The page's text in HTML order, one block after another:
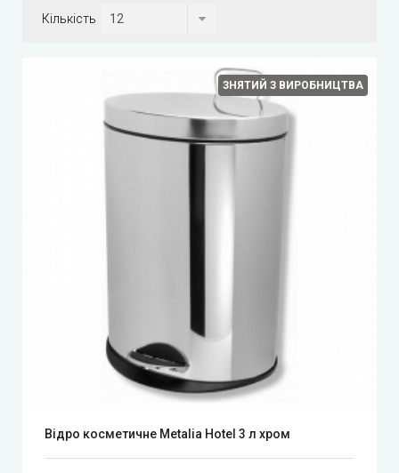
Кількість
ЗНЯТИЙ З ВИРОБНИЦТВА
Відро косметичне Metalia Hotel 3 л хром